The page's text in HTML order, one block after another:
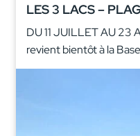
LES 3 LACS –
DU 11 JUILLET AU 23
revient bientôt à la